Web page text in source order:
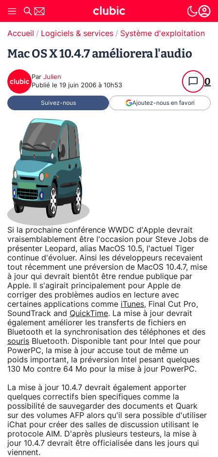
Accueil Logiciels & services Système d'exploitation
Mac OS X 10.4.7 améliorera l'audio
Par Julien
Publié le 19 juin 2006 à 10h53 0
Suivez-nous Ajoutez-nous en favori
Si la prochaine conférence WWDC d'Apple devrait
vraisemblablement être l'occasion pour Steve Jobs de
présenter Leopard, alias MacOS 10.5, l'actuel Tiger
continue d'évoluer. Ainsi les développeurs recevaient
tout récemment une préversion de MacOS 10.4.7, mise
à jour qui devrait bientôt être rendue publique par
Apple. Il s'agirait principalement pour Apple de
corriger des problèmes audios en lecture avec
certaines applications comme iTunes, Final Cut Pro,
SoundTrack and QuickTime. La mise à jour devrait
également améliorer les transferts de fichiers en
Bluetooth et la synchronisation des téléphones et des
souris Bluetooth. Disponible tant pour Intel que pour
PowerPC, la mise à jour accuse tout de même un
poids important, la préversion Intel pesant quelques
130 Mo contre 64 Mo pour la mise à jour PowerPC.
La mise à jour 10.4.7 devrait également apporter
quelques correctifs bien specifiques comme la
possibilité de sauvegarder des documents et Quark
sur des volumes AFP alors qu'il sera possible d'utiliser
iChat pour créer des salles de discussion utilisant le
protocole AIM. D'après plusieurs testeurs, la mise à
jour 10.4.7 devrait être officialisée dans les jours qui
viennent.